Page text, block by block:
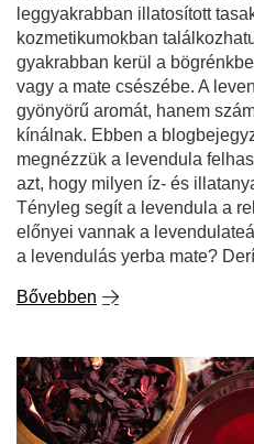
leggyakrabban illatosított
kozmetikumokban
gyakrabban kerül a
vagy a mate csészébe. A
gyönyörű aromát, hanem
kínálnak. Ebben a
megnézzük a levendula
azt, hogy milyen íz- és
Tényleg segít a levendula a
előnyei vannak a
a levendulás yerba mate?
Bővebben